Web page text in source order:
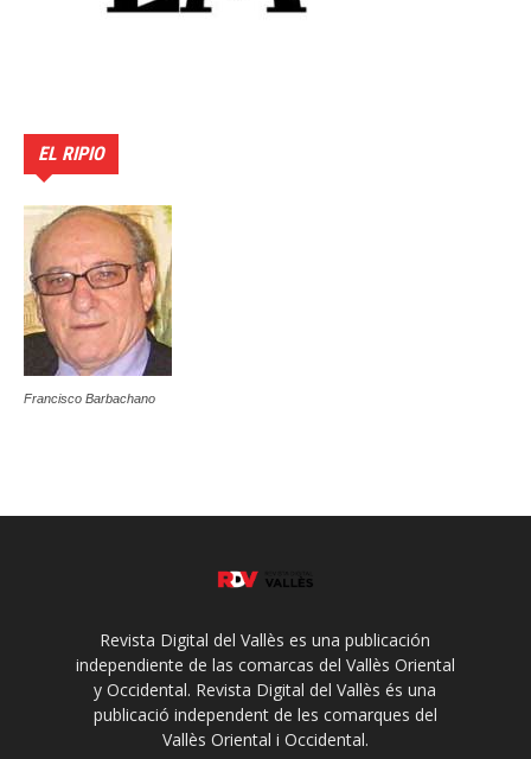
EL RIPIO
Francisco Barbachano
Revista Digital del Vallès es una publicación
independiente de las comarcas del Vallès Oriental
y Occidental. Revista Digital del Vallès és una
publicació independent de les comarques del
Vallès Oriental i Occidental.